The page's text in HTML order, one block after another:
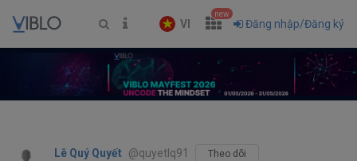
VI
new
Đăng nhập/Đăng ký
Lê Quý Quyết @quyetlq91 Theo dõi